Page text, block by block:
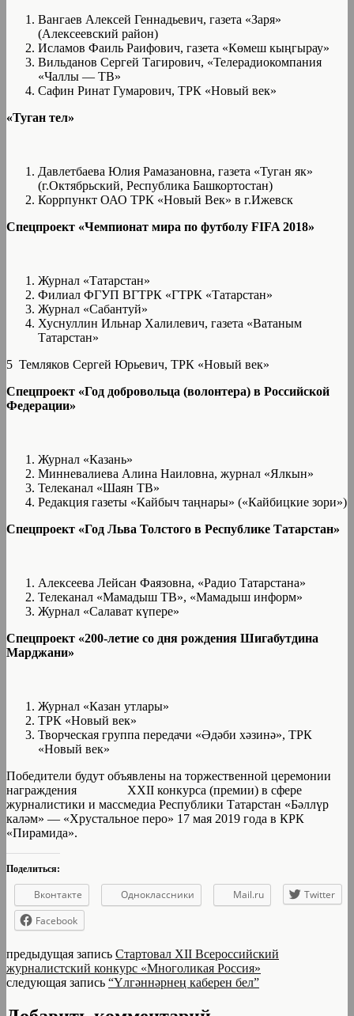
Вангаев Алексей Геннадьевич, газета «Заря»
(Алексеевский район)
Исламов Фаиль Раифович, газета «Көмеш кыңгырау»
Вильданов Сергей Тагирович, «Телерадиокомпания
«Чаллы — ТВ»
Сафин Ринат Гумарович, ТРК «Новый век»
«Туган тел»
Давлетбаева Юлия Рамазановна, газета «Туган як»
(г.Октябрьский, Республика Башкортостан)
Коррпункт ОАО ТРК «Новый Век» в г.Ижевск
Спецпроект «Чемпионат мира по футболу FIFA 2018»
Журнал «Татарстан»
Филиал ФГУП ВГТРК «ГТРК «Татарстан»
Журнал «Сабантуй»
Хуснуллин Ильнар Халилевич, газета «Ватаным
Татарстан»
5 Темляков Сергей Юрьевич, ТРК «Новый век»
Спецпроект «Год добровольца (волонтера) в Российской
Федерации»
Журнал «Казань»
Минневалиева Алина Наиловна, журнал «Ялкын»
Телеканал «Шаян ТВ»
Редакция газеты «Кайбыч таңнары» («Кайбицкие зори»)
Спецпроект «Год Льва Толстого в Республике Татарстан»
Алексеева Лейсан Фаязовна, «Радио Татарстана»
Телеканал «Мамадыш ТВ», «Мамадыш информ»
Журнал «Салават күпере»
Спецпроект «200-летие со дня рождения Шигабутдина
Марджани»
Журнал «Казан утлары»
ТРК «Новый век»
Творческая группа передачи «Әдәби хәзинә», ТРК
«Новый век»
Победители будут объявлены на торжественной церемонии
награждения XXII конкурса (премии) в сфере
журналистики и массмедиа Республики Татарстан «Бәллүр
каләм» — «Хрустальное перо» 17 мая 2019 года в КРК
«Пирамида».
Поделиться:
Вконтакте Одноклассники Mail.ru
Twitter
Facebook
предыдущая запись Стартовал XII Всероссийский
журналистский конкурс «Многоликая Россия»
следующая запись “Үлгәннәрнең каберен бел”